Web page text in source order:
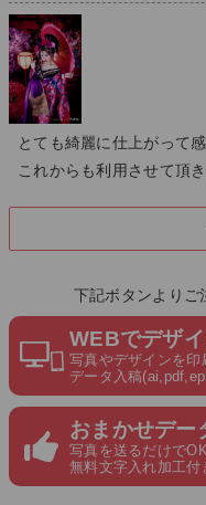
とても綺麗に仕上がって
これからも利用させて頂
下記ボタンよりご
WEBでデザ
写真やデザインを印
データ入稿
おまかせデー
写真を送るだけでOK
無料文字入れ加工付